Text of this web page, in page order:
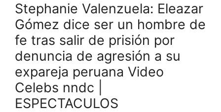
Stephanie Valenzuela: Eleazar
Gómez dice ser un hombre de
fe tras salir de prisión por
denuncia de agresión a su
expareja peruana Video
Celebs nndc |
ESPECTACULOS